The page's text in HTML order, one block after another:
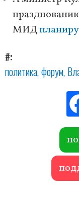
МИД
#
политика форум